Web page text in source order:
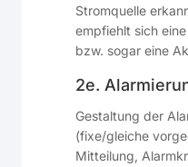
Stromquelle
empfiehlt sich
bzw. sogar eine
2e.
Gestaltung der
(fixe/gleiche
Mitteilung,